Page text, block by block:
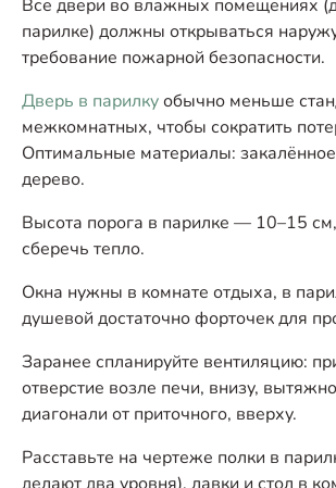
Все двери во влажных помещениях
парилке) должны открываться
требование пожарной безопасности.
Дверь в парилкуобычно меньше
межкомнатных, чтобы сократить
Оптимальные материалы: закалённое
дерево.
Высота порога в парилке — 10–15
сберечь тепло.
Окна нужны в комнате отдыха, в
душевой достаточно форточек для
Заранее спланируйте вентиляцию:
отверстие возле печи, внизу,
диагонали от приточного, вверху.
Расставьте на чертеже полки в